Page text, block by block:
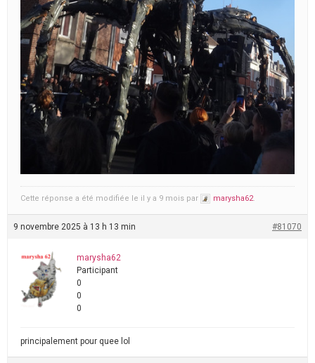
Cette réponse a été modifiée le il y a 9 mois par marysha62.
9 novembre 2025 à 13 h 13 min #81070
marysha62
Participant
0
0
0
principalement pour quee lol